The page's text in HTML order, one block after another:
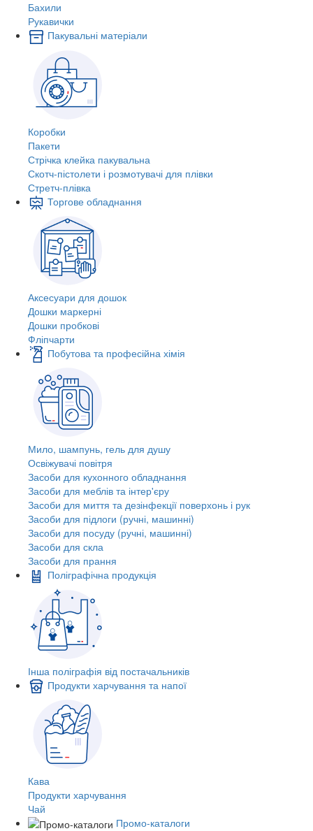
Бахили
Рукавички
Пакувальні матеріали
Коробки
Пакети
Стрічка клейка пакувальна
Скотч-пістолети і розмотувачі для плівки
Стретч-плівка
Торгове обладнання
Аксесуари для дошок
Дошки маркерні
Дошки пробкові
Фліпчарти
Побутова та професійна хімія
Мило, шампунь, гель для душу
Освіжувачі повітря
Засоби для кухонного обладнання
Засоби для меблів та інтер'єру
Засоби для миття та дезінфекції поверхонь і рук
Засоби для підлоги (ручні, машинні)
Засоби для посуду (ручні, машинні)
Засоби для скла
Засоби для прання
Поліграфічна продукція
Інша поліграфія від постачальників
Продукти харчування та напої
Кава
Продукти харчування
Чай
Промо-каталоги